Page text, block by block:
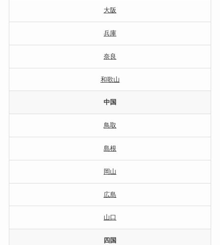
大阪
兵庫
奈良
和歌山
中国
鳥取
島根
岡山
広島
山口
四国